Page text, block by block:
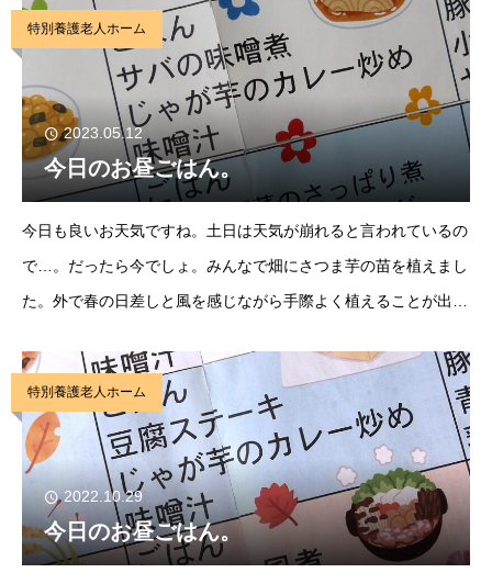
特別養護老人ホーム
2023.05.12
今日のお昼ごはん。
今日も良いお天気ですね。土日は天気が崩れると言われているの
で…。だったら今でしょ。みんなで畑にさつま芋の苗を植えまし
た。外で春の日差しと風を感じながら手際よく植えることが出来
ことが楽しみな今日のお昼ごはんは”サバの味噌煮
特別養護老人ホーム
2022.10.29
今日のお昼ごはん。